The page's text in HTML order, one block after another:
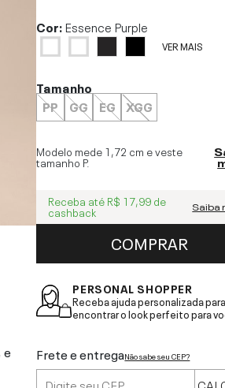
e
Cor:Essence Purple
VER MAIS
Tamanho
PP
GG EG XGG
Modelo mede 1,72 cm e veste
tamanho P.
Receba até R$ 17,99 de
cashback Saiba
COMPRAR
PERSONAL SHOPPER
Receba ajuda personalizada para
encontrar o look perfeito para
Frete e entregaNão sabe seu CEP?